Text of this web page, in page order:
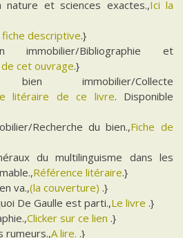
nature et sciences exactes.,Ici la
fiche descriptive.}
Bibliographie et
cet ouvrage.}
immobilier/Collecte
litéraire de ce livre. Disponible
Recherche du bien.,Fiche de
du multilinguisme dans les
Référence litéraire.}
va.,(la couverture) .}
De Gaulle est parti.,Le livre .}
Clicker sur ce lien .}
rumeurs.,A lire. .}